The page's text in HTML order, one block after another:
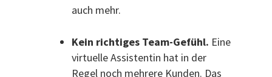
auch mehr.
Kein richtiges Team-Gefühl. Eine
virtuelle Assistentin hat in der
Regel noch mehrere Kunden. Das